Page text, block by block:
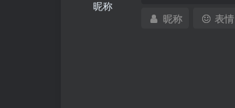
昵称
昵称 表情